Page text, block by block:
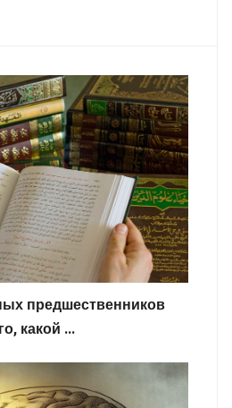
предшественников
какой ...